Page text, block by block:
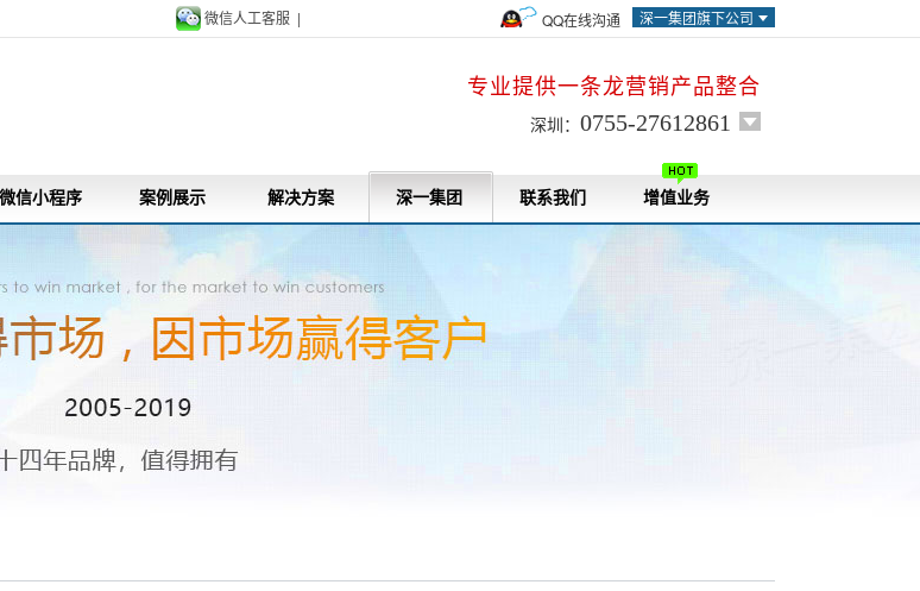
深一集团旗下公司
微信人工客服 | QQ在线沟通
专业提供一条龙营销产品整合
深圳： 0755-27612861
微信小程序 案例展示 解决方案 深一集团 联系我们 增值业务